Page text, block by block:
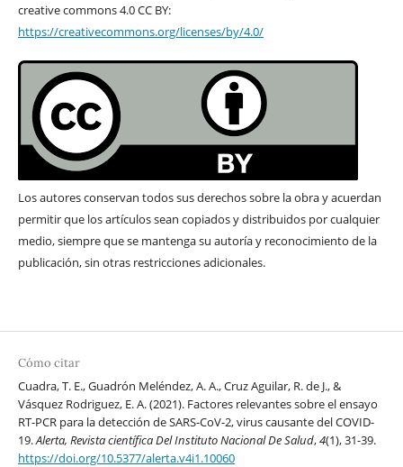
creative commons 4.0 CC BY:
https://creativecommons.org/licenses/by/4.0/
Los autores conservan todos sus derechos sobre la obra y acuerdan
permitir que los artículos sean copiados y distribuidos por cualquier
medio, siempre que se mantenga su autoría y reconocimiento de la
publicación, sin otras restricciones adicionales.
Cómo citar
Cuadra, T. E., Guadrón Meléndez, A. A., Cruz Aguilar, R. de J., &
Vásquez Rodriguez, E. A. (2021). Factores relevantes sobre el ensayo
RT-PCR para la detección de SARS-CoV-2, virus causante del COVID-
19.Alerta, Revista científica Del Instituto Nacional De Salud,4(1), 31-39.
https://doi.org/10.5377/alerta.v4i1.10060